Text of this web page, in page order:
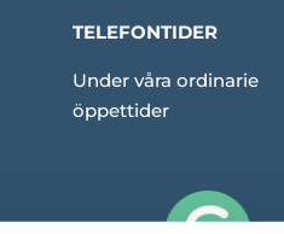
TELEFONTIDER
Under våra ordinarie
öppettider